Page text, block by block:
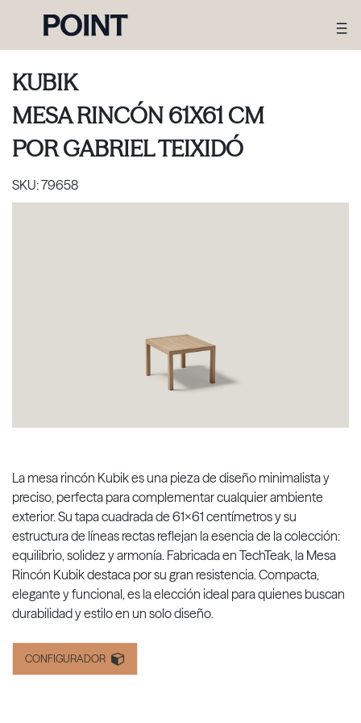
KUBIK
MESA RINCÓN 61X61 CM
PORGABRIEL TEIXIDÓ
SKU:79658
La mesa rincón Kubik es una pieza de diseño minimalista y
preciso, perfecta para complementar cualquier ambiente
exterior. Su tapa cuadrada de 61x61 centímetros y su
estructura de líneas rectas reflejan la esencia de la colección:
equilibrio, solidez y armonía. Fabricada en TechTeak, la Mesa
Rincón Kubik destaca por su gran resistencia. Compacta,
elegante y funcional, es la elección ideal para quienes buscan
durabilidad y estilo en un solo diseño.
CONFIGURADOR